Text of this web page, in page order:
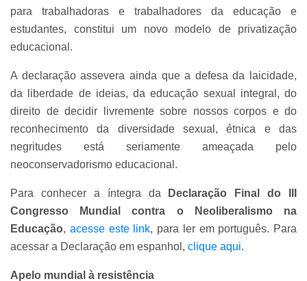
para trabalhadoras e trabalhadores da educação e
estudantes, constitui um novo modelo de privatização
educacional.
A declaração assevera ainda que a defesa da laicidade,
da liberdade de ideias, da educação sexual integral, do
direito de decidir livremente sobre nossos corpos e do
reconhecimento da diversidade sexual, étnica e das
negritudes está seriamente ameaçada pelo
neoconservadorismo educacional.
Para conhecer a íntegra da
Declaração Final do III
Congresso Mundial contra o Neoliberalismo na
Educação, acesse este link, para ler em português. Para
acessar a Declaração em espanhol, clique aqui.
Apelo mundial à resistência